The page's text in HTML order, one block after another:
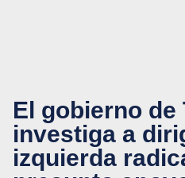
El gobierno de
investiga a
izquierda